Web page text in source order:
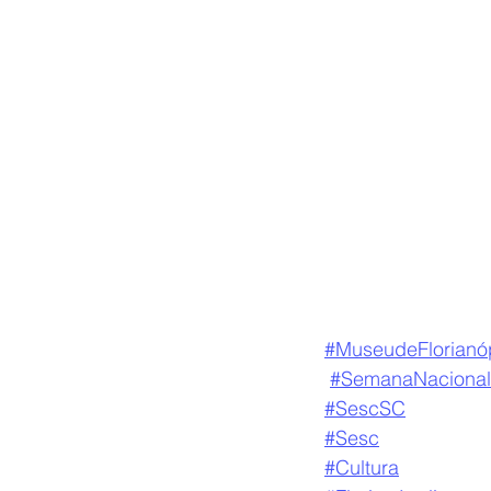
#SescSC
#Sesc
#Cultura